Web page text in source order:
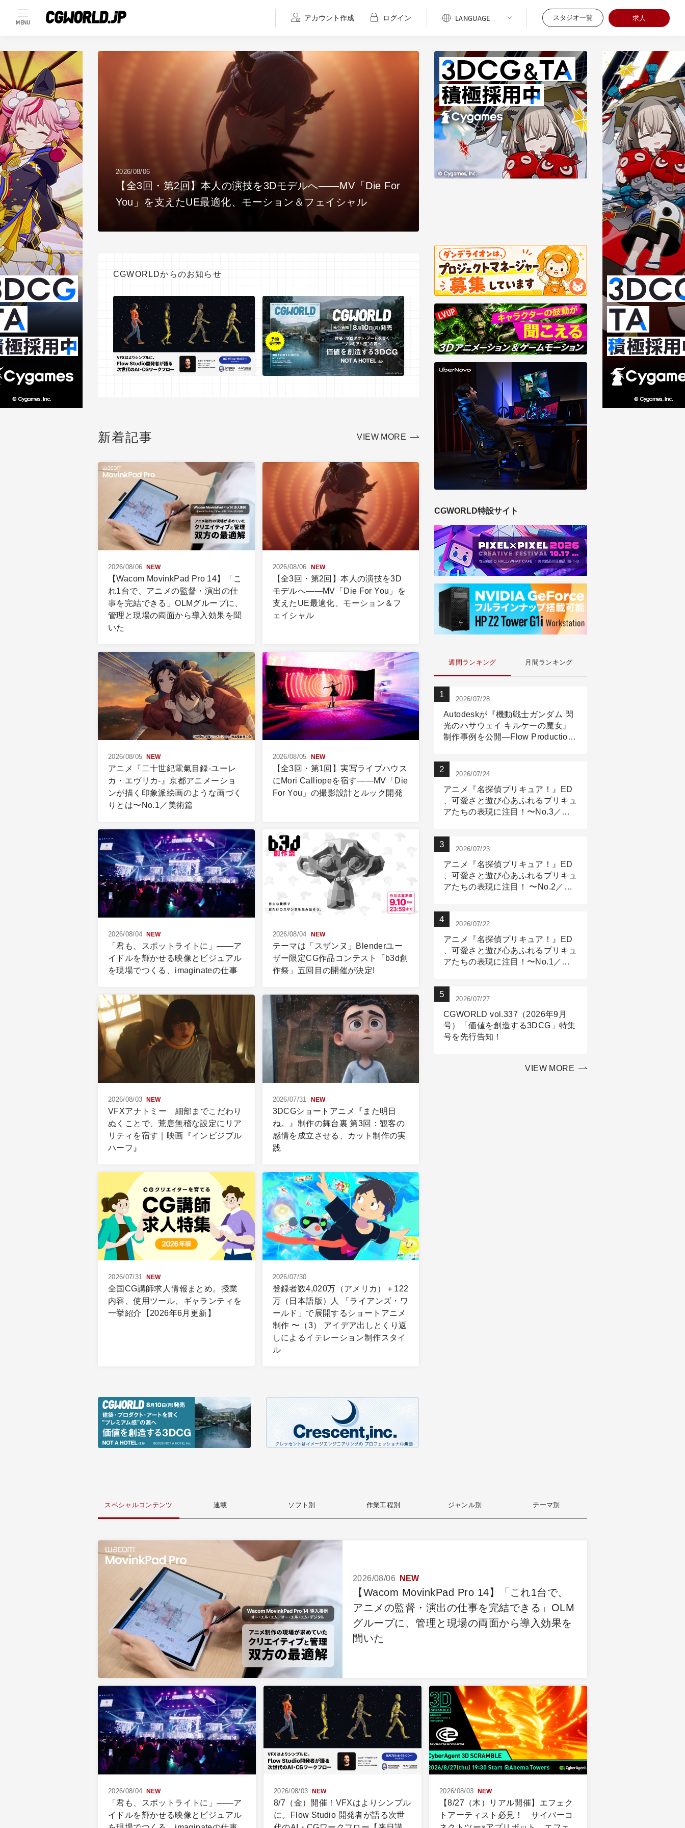
MENU
アカウント作成 ログイン スタジオ一覧 求人
――MV「Die For
シャル
アニメ『二十世紀電氣目録-ユーレカ・エヴリカ-』京都アニ
メーションが描く印象派絵画のような画づくりとは〜No.1／
美術篇
2026/08/05
【全3回・第1回】実写ライブハウスにMori Calliope
――MV「Die For You」の撮影設計とルック開発
CGWORLDからのお知らせ
新着記事 VIEW MORE
2026/08/06 NEW
【Wacom MovinkPad Pro 14】「こ
れ1台で、アニメの監督・演出の仕
事を完結できる」OLMグループに、
管理と現場の両面から導入効果を聞
いた
2026/08/06 NEW
【全3回・第2回】本人の演技を3D
モデルへ――MV「Die For You」を
支えたUE最適化、モーション＆フ
ェイシャル
2026/08/05 NEW
アニメ『二十世紀電氣目録-ユーレ
カ・エヴリカ-』京都アニメーショ
ンが描く印象派絵画のような画づく
りとは〜No.1／美術篇
2026/08/05 NEW
【全3回・第1回】実写ライブハウス
にMori Calliopeを宿す――MV「Die
For You」の撮影設計とルック開発
2026/08/04 NEW
「君も、スポットライトに」――ア
イドルを輝かせる映像とビジュアル
を現場でつくる、imaginateの仕事
2026/08/04 NEW
テーマは「スザンヌ」Blenderユー
ザー限定CG作品コンテスト「b3d創
作祭」五回目の開催が決定!
2026/08/03 NEW
VFXアナトミー 細部までこだわり
ぬくことで、荒唐無稽な設定にリア
リティを宿す｜映画『インビジブル
ハーフ』
2026/07/31 NEW
3DCGショートアニメ『また明日
ね。』制作の舞台裏 第3回：観客の
感情を成立させる、カット制作の実
践
2026/07/31 NEW
全国CG講師求人情報まとめ。授業
内容、使用ツール、ギャランティを
一挙紹介【2026年6月更新】
2026/07/30
登録者数4,020万（アメリカ）＋122
万（日本語版）人 「ライアンズ・ワ
ールド」で展開するショートアニメ
制作 〜（3） アイデア出しとくり返
しによるイテレーション制作スタイ
ル
CGWORLD特設サイト
週間ランキング 月間ランキング
2026/07/28
Autodeskが『機動戦士ガンダム 閃
光のハサウェイ キルケーの魔女』
制作事例を公開―Flow Production
2026/07/24
アニメ『名探偵プリキュア！』ED
、可愛さと遊び心あふれるプリキュ
アたちの表現に注目！〜No.3／ア
2026/07/23
アニメ『名探偵プリキュア！』ED
、可愛さと遊び心あふれるプリキュ
アたちの表現に注目！ 〜No.2／モ
2026/07/22
アニメ『名探偵プリキュア！』ED
、可愛さと遊び心あふれるプリキュ
アたちの表現に注目！〜No.1／演
2026/07/27
CGWORLD vol.337（2026年9月
号）「価値を創造する3DCG」特集
号を先行告知！
VIEW MORE
スベシャルコンテンツ 連載 ソフト別 作業工程別 ジャンル別 テーマ別
2026/08/06 NEW
【Wacom MovinkPad Pro 14】「これ1台で、
アニメの監督・演出の仕事を完結できる」OLM
グループに、管理と現場の両面から導入効果を
聞いた
2026/08/04 NEW
「君も、スポットライトに」――ア
イドルを輝かせる映像とビジュアル
2026/08/03 NEW
8/7（金）開催！VFXはよりシンプル
に。Flow Studio 開発者が語る次世
2026/08/03 NEW
【8/27（木）リアル開催】エフェク
トアーティスト必見！ サイバーコ